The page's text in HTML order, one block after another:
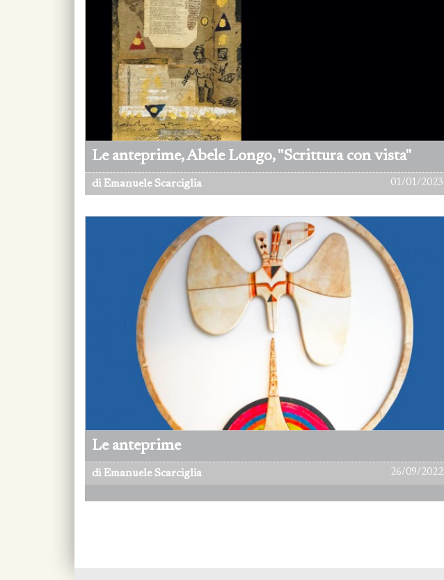
Le anteprime, Abele Longo, "Scrittura con vista"
di Emanuele Scarciglia 01/01/2023
Le anteprime
di Emanuele Scarciglia 26/09/2022